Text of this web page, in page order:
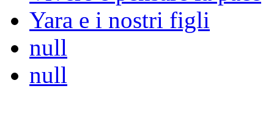
Yara e i nostri figli
null
null